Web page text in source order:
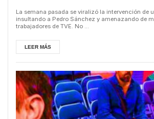
La semana pasada se viralizó la intervención de
insultando a Pedro Sánchez y amenazando de
trabajadores de TVE. No ...
LEER MÁS